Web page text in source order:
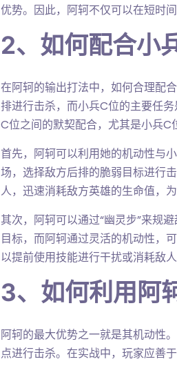
优势。因此，阿轲不仅可以在短时
2、如何配合小
在阿轲的输出打法中，如何合理配
排进行击杀，而小兵C位的主要任
C位之间的默契配合，尤其是小兵C
首先，阿轲可以利用她的机动性与
场，选择敌方后排的脆弱目标进行
人，迅速消耗敌方英雄的生命值，
其次，阿轲可以通过“幽灵步”来规
目标，而阿轲通过灵活的机动性，
以提前使用技能进行干扰或消耗敌
3、如何利用阿
阿轲的最大优势之一就是其机动性
点进行击杀。在实战中，玩家应善